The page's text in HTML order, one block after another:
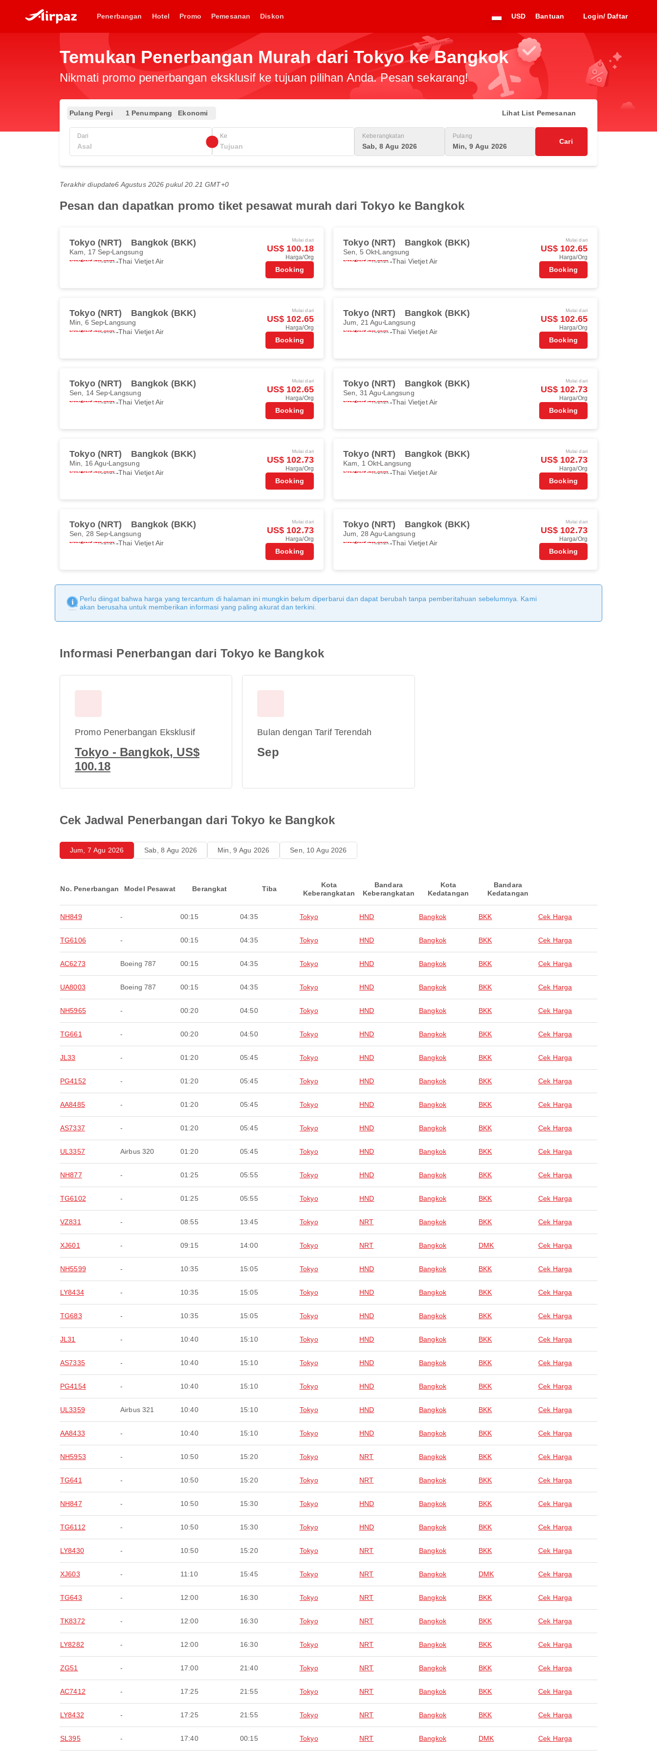
Penerbangan Hotel Promo Pemesanan Diskon USD Bantuan Login/ Daftar
Temukan Penerbangan Murah dari Tokyo ke Bangkok
Nikmati promo penerbangan eksklusif ke tujuan pilihan Anda. Pesan sekarang!
Pulang Pergi 1 Penumpang Ekonomi Lihat List Pemesanan
Dari Ke Keberangkatan
Sab, 8 Agu 2026
Pulang
Min, 9 Agu 2026
Cari
Terakhir diupdate6 Agustus 2026 pukul 20.21 GMT+0
Pesan dan dapatkan promo tiket pesawat murah dari Tokyo ke Bangkok
Tokyo (NRT) Bangkok (BKK)
Kam, 17 Sep Langsung
Thai Vietjet Air
Mulai dari
US$ 100.18
Harga/Org
Booking
Tokyo (NRT) Bangkok (BKK)
Sen, 5 Okt Langsung
Thai Vietjet Air
Mulai dari
US$ 102.65
Harga/Org
Booking
Tokyo (NRT) Bangkok (BKK)
Min, 6 Sep Langsung
Thai Vietjet Air
Mulai dari
US$ 102.65
Harga/Org
Booking
Tokyo (NRT) Bangkok (BKK)
Jum, 21 Agu Langsung
Thai Vietjet Air
Mulai dari
US$ 102.65
Harga/Org
Booking
Tokyo (NRT) Bangkok (BKK)
Sen, 14 Sep Langsung
Thai Vietjet Air
Mulai dari
US$ 102.65
Harga/Org
Booking
Tokyo (NRT) Bangkok (BKK)
Sen, 31 Agu Langsung
Thai Vietjet Air
Mulai dari
US$ 102.73
Harga/Org
Booking
Tokyo (NRT) Bangkok (BKK)
Min, 16 Agu Langsung
Thai Vietjet Air
Mulai dari
US$ 102.73
Harga/Org
Booking
Tokyo (NRT) Bangkok (BKK)
Kam, 1 Okt Langsung
Thai Vietjet Air
Mulai dari
US$ 102.73
Harga/Org
Booking
Tokyo (NRT) Bangkok (BKK)
Sen, 28 Sep Langsung
Thai Vietjet Air
Mulai dari
US$ 102.73
Harga/Org
Booking
Tokyo (NRT) Bangkok (BKK)
Jum, 28 Agu Langsung
Thai Vietjet Air
Mulai dari
US$ 102.73
Harga/Org
Booking
Perlu diingat bahwa harga yang tercantum di halaman ini mungkin belum diperbarui dan dapat berubah tanpa pemberitahuan sebelumnya. Kami
akan berusaha untuk memberikan informasi yang paling akurat dan terkini.
Informasi Penerbangan dari Tokyo ke Bangkok
Promo Penerbangan Eksklusif
Tokyo - Bangkok, US$
100.18
Bulan dengan Tarif Terendah
Sep
Cek Jadwal Penerbangan dari Tokyo ke Bangkok
Jum, 7 Agu 2026 Sab, 8 Agu 2026 Min, 9 Agu 2026 Sen, 10 Agu 2026
No. Penerbangan Model Pesawat Berangkat Tiba
Kota
Keberangkatan
Bandara
Keberangkatan
Kota
Kedatangan
Bandara
Kedatangan
NH849 - 00:15 04:35 Tokyo HND Bangkok BKK Cek Harga
TG6106 - 00:15 04:35 Tokyo HND Bangkok BKK Cek Harga
AC6273 Boeing 787 00:15 04:35 Tokyo HND Bangkok BKK Cek Harga
UA8003 Boeing 787 00:15 04:35 Tokyo HND Bangkok BKK Cek Harga
NH5965 - 00:20 04:50 Tokyo HND Bangkok BKK Cek Harga
TG661 - 00:20 04:50 Tokyo HND Bangkok BKK Cek Harga
JL33 - 01:20 05:45 Tokyo HND Bangkok BKK Cek Harga
PG4152 - 01:20 05:45 Tokyo HND Bangkok BKK Cek Harga
AA8485 - 01:20 05:45 Tokyo HND Bangkok BKK Cek Harga
AS7337 - 01:20 05:45 Tokyo HND Bangkok BKK Cek Harga
UL3357 Airbus 320 01:20 05:45 Tokyo HND Bangkok BKK Cek Harga
NH877 - 01:25 05:55 Tokyo HND Bangkok BKK Cek Harga
TG6102 - 01:25 05:55 Tokyo HND Bangkok BKK Cek Harga
VZ831 - 08:55 13:45 Tokyo NRT Bangkok BKK Cek Harga
XJ601 - 09:15 14:00 Tokyo NRT Bangkok DMK Cek Harga
NH5599 - 10:35 15:05 Tokyo HND Bangkok BKK Cek Harga
LY8434 - 10:35 15:05 Tokyo HND Bangkok BKK Cek Harga
TG683 - 10:35 15:05 Tokyo HND Bangkok BKK Cek Harga
JL31 - 10:40 15:10 Tokyo HND Bangkok BKK Cek Harga
AS7335 - 10:40 15:10 Tokyo HND Bangkok BKK Cek Harga
PG4154 - 10:40 15:10 Tokyo HND Bangkok BKK Cek Harga
UL3359 Airbus 321 10:40 15:10 Tokyo HND Bangkok BKK Cek Harga
AA8433 - 10:40 15:10 Tokyo HND Bangkok BKK Cek Harga
NH5953 - 10:50 15:20 Tokyo NRT Bangkok BKK Cek Harga
TG641 - 10:50 15:20 Tokyo NRT Bangkok BKK Cek Harga
NH847 - 10:50 15:30 Tokyo HND Bangkok BKK Cek Harga
TG6112 - 10:50 15:30 Tokyo HND Bangkok BKK Cek Harga
LY8430 - 10:50 15:20 Tokyo NRT Bangkok BKK Cek Harga
XJ603 - 11:10 15:45 Tokyo NRT Bangkok DMK Cek Harga
TG643 - 12:00 16:30 Tokyo NRT Bangkok BKK Cek Harga
TK8372 - 12:00 16:30 Tokyo NRT Bangkok BKK Cek Harga
LY8282 - 12:00 16:30 Tokyo NRT Bangkok BKK Cek Harga
ZG51 - 17:00 21:40 Tokyo NRT Bangkok BKK Cek Harga
AC7412 - 17:25 21:55 Tokyo NRT Bangkok BKK Cek Harga
LY8432 - 17:25 21:55 Tokyo NRT Bangkok BKK Cek Harga
SL395 - 17:40 00:15 Tokyo NRT Bangkok DMK Cek Harga